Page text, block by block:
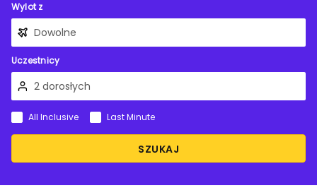
Wylot z
Uczestnicy
SZUKAJ
All Inclusive Last Minute